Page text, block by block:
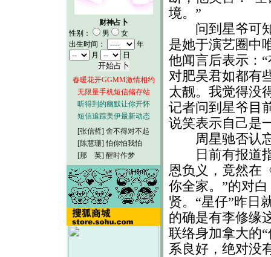
财神占卜
性别：
男
女
出生时间：
年
月
日
春暖花开GGMM激情相约
无限量手机短信储存站
听得到的幽默让你开怀
短信追踪美伊最新动态
[张信哲] 舍不得对不起
[陈慧珊] 怕你怕我怕
[那 英] 醒时作梦
境。”
问到星爷可知
是她于演艺圈中
他闻言后表示：
对肥吴君如都有
太靓。我觉得没
记者问到星爷目
说笑表示自己是
周星驰否认
日前有报道指
恩负义，竟然在
你全家。”的对
贤。“星仔”昨日
的确是有李修缘
联络身加拿大的
系良好，绝对没